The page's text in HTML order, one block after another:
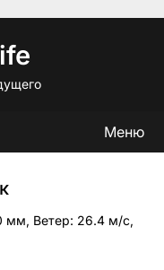
Меню
мм, Ветер: 26.4 м/с,